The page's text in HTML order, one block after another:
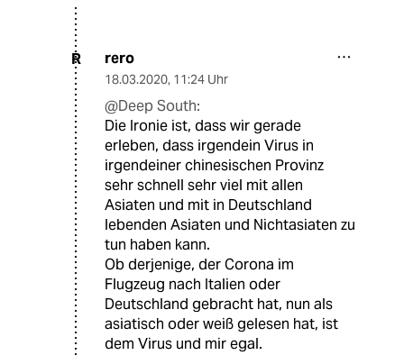
R rero
18.03.2020, 11:24 Uhr
@Deep South:
Die Ironie ist, dass wir gerade
erleben, dass irgendein Virus in
irgendeiner chinesischen Provinz
sehr schnell sehr viel mit allen
Asiaten und mit in Deutschland
lebenden Asiaten und Nichtasiaten zu
tun haben kann.
Ob derjenige, der Corona im
Flugzeug nach Italien oder
Deutschland gebracht hat, nun als
asiatisch oder weiß gelesen hat, ist
dem Virus und mir egal.